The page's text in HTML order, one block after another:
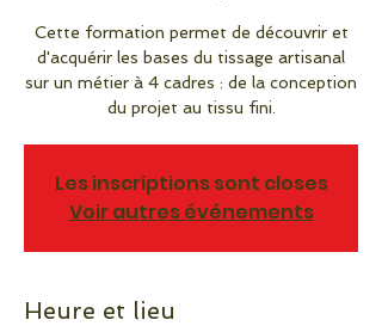
Cette formation permet de découvrir et
d'acquérir les bases du tissage artisanal
sur un métier à 4 cadres : de la conception
du projet au tissu fini.
Les inscriptions sont closes
Voir autres événements
Heure et lieu